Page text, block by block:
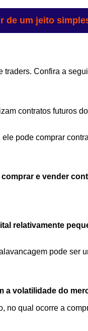
de um jeito
Confira a
contratos futuros
pode comprar
e vender
relativamente
pode ser
a volatilidade do
qual ocorre a